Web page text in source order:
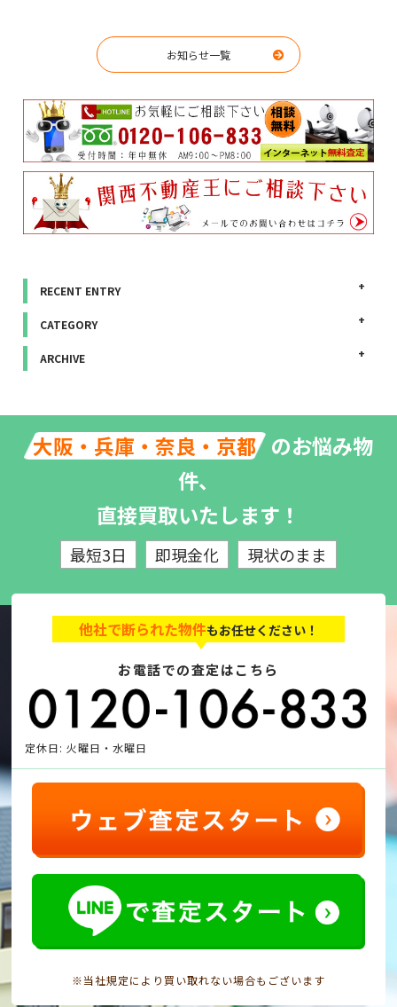
お知らせ一覧
RECENT ENTRY
CATEGORY
ARCHIVE
大阪・兵庫・奈良・京都 のお悩み物
件、
直接買取いたします！
最短3日 即現金化 現状のまま
他社で断られた物件もお任せください！
お電話での査定はこちら
定休日: 火曜日・水曜日
※当社規定により買い取れない場合もございます